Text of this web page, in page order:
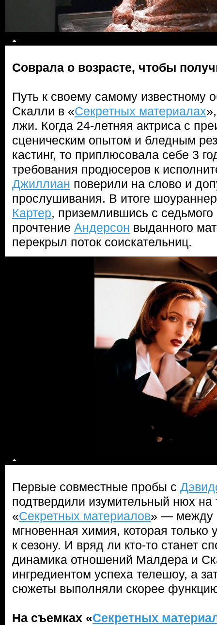
Соврала о возрасте, чтобы
Путь к своему самому известному
Скалли в «Секретных материалах
лжи. Когда 24-летняя актриса с
сценическим опытом и бледным
кастинг, то приплюсовала себе 3
требования продюсеров к
Джиллиан поверили на слово и
прослушивания. В итоге
Картер, приземлившись с седьмого
прочтение Андерсон выданного
перекрыл поток соискательниц.
Первые совместные пробы с
подтвердили изумительный нюх на
«Секретных материалов» — между
мгновенная химия, которая только
к сезону. И вряд ли кто-то станет
динамика отношений Малдера и
ингредиентом успеха телешоу, а
сюжеты выполняли скорее
На съемках «Секретных